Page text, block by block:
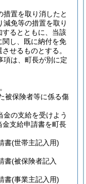
措置を取り消したと
減免等の措置を取り
るとともに、当該
し、既に納付を免
せるものとする。
項は、町長が別に定
被保険者等に係る傷
金の支給を受けよう
金支給申請書を町長
書(世帯主記入用)
書(被保険者記入
書(事業主記入用)